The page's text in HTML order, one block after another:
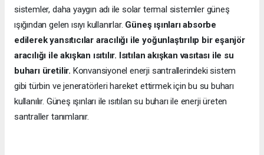
sistemler, daha yaygın adı ile solar termal sistemler güneş
ışığından gelen ısıyı kullanırlar. Güneş ışınları absorbe
edilerek yansıtıcılar aracılığı ile yoğunlaştırılıp bir eşanjör
aracılığı ile akışkan ısıtılır. Isıtılan akışkan vasıtası ile su
buharı üretilir. Konvansiyonel enerji santrallerindeki sistem
gibi türbin ve jeneratörleri hareket ettirmek için bu su buharı
kullanılır. Güneş ışınları ile ısıtılan su buharı ile enerji üreten
santraller tanımlanır.